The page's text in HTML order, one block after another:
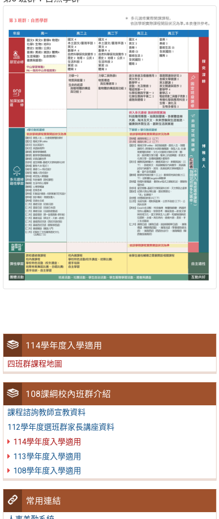
114學年度入學適用
四班群課程地圖
108課綱校內班群介紹
課程諮詢教師宣教資料
112學年度選班群家長講座資料
114學年度入學適用
113學年度入學適用
108學年度入學適用
常用連結